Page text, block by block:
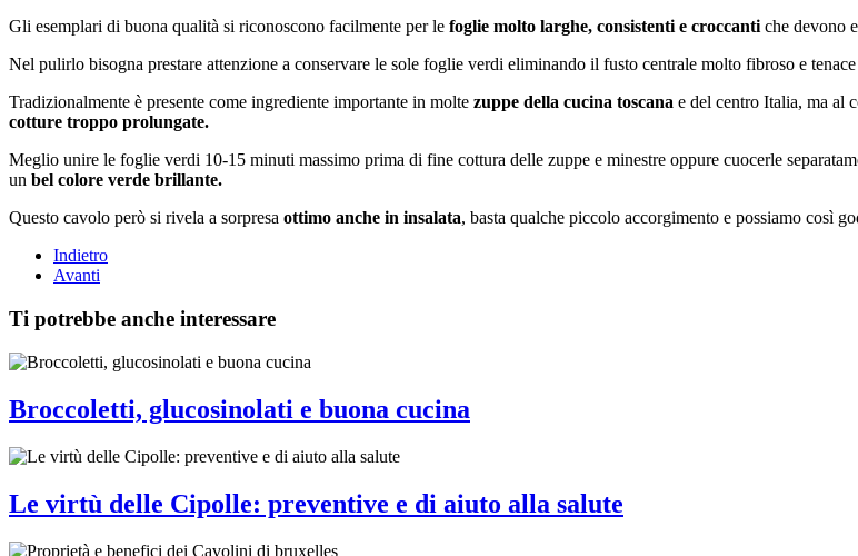
Gli esemplari di buona qualità si riconoscono facilmente per le foglie molto larghe, consistenti e croccantiche devono
Nel pulirlo bisogna prestare attenzione a conservare le sole foglie verdi eliminando il fusto centrale molto fibroso e
Tradizionalmente è presente come ingrediente importante in molte zuppe della cucina toscana e del centro Italia, ma al
cotture troppo prolungate.
Meglio unire le foglie verdi 10-15 minuti massimo prima di fine cottura delle zuppe e minestre oppure cuocerle
un bel colore verde brillante.
Questo cavolo però si rivela a sorpresa ottimo anche in insalata, basta qualche piccolo accorgimento e possiamo così
Indietro
Avanti
Ti potrebbe anche interessare
Broccoletti, glucosinolati e buona cucina
Le virtù delle Cipolle: preventive e di aiuto alla salute